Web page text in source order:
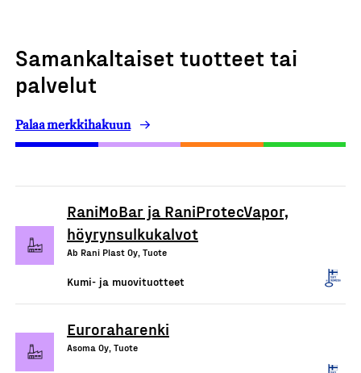
Samankaltaiset tuotteet tai
palvelut
Palaa merkkihakuun
RaniMoBar ja RaniProtecVapor,
höyrynsulkukalvot
Ab Rani Plast Oy, Tuote
Kumi- ja muovituotteet
Euroraharenki
Asoma Oy, Tuote